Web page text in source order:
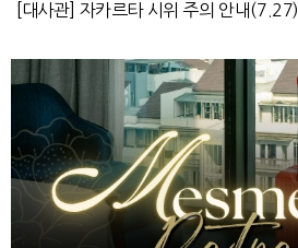
[대사관] 자카르타 시위 주의 안내(7.27)